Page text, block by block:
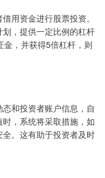
用资金进行股票投资。
，提供一定比例的杠杆
金，并获得5倍杠杆，则
和投资者账户信息，自
，系统将采取措施，如
。这有助于投资者及时